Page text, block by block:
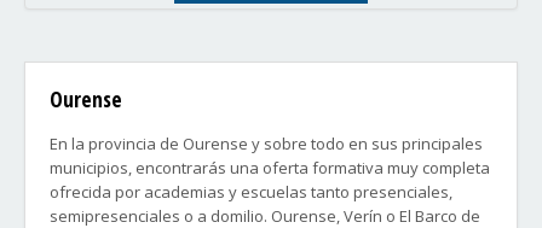
Ourense
En la provincia de Ourense y sobre todo en sus principales
municipios, encontrarás una oferta formativa muy completa
ofrecida por academias y escuelas tanto presenciales,
semipresenciales o a domilio. Ourense, Verín o El Barco de